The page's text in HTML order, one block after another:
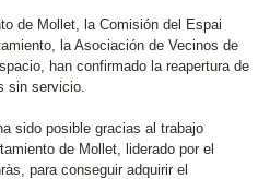
de Mollet, la Comisión del Espai
la Asociación de Vecinos de
han confirmado la reapertura de
sin servicio.
sido posible gracias al trabajo
de Mollet, liderado por el
para conseguir adquirir el